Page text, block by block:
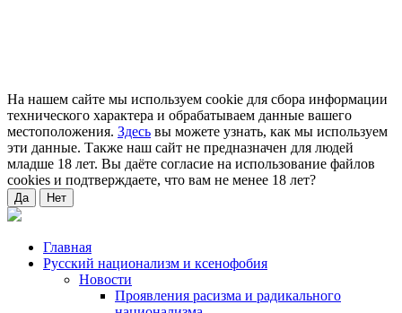
На нашем сайте мы используем cookie для сбора информации
технического характера и обрабатываем данные вашего
местоположения. Здесь вы можете узнать, как мы используем
эти данные. Также наш сайт не предназначен для людей
младше 18 лет. Вы даёте согласие на использование файлов
cookies и подтверждаете, что вам не менее 18 лет?
Да Нет
Главная
Русский национализм и ксенофобия
Новости
Проявления расизма и радикального